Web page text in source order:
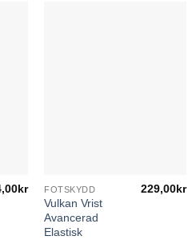
kr FOTSKYDD
Vulkan Vrist
Avancerad
Elastisk
229,00kr
Den
här
produkten